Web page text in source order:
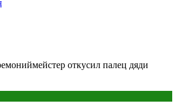
откусил палец дяди